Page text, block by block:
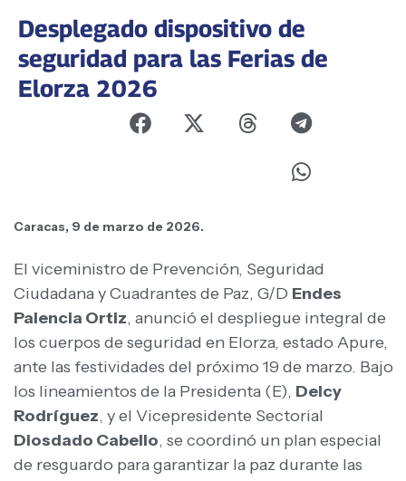
Desplegado dispositivo de
seguridad para las Ferias de
Elorza 2026
Caracas, 9 de marzo de 2026.
El viceministro de Prevención, Seguridad
Ciudadana y Cuadrantes de Paz, G/D Endes
Palencia Ortiz, anunció el despliegue integral de
los cuerpos de seguridad en Elorza, estado Apure,
ante las festividades del próximo 19 de marzo. Bajo
los lineamientos de la Presidenta (E), Delcy
Rodríguez, y el Vicepresidente Sectorial
Diosdado Cabello, se coordinó un plan especial
de resguardo para garantizar la paz durante las